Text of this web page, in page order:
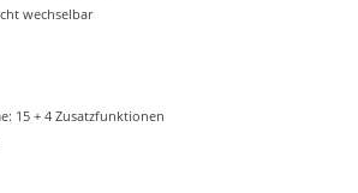
wechselbar
15 + 4 Zusatzfunktionen